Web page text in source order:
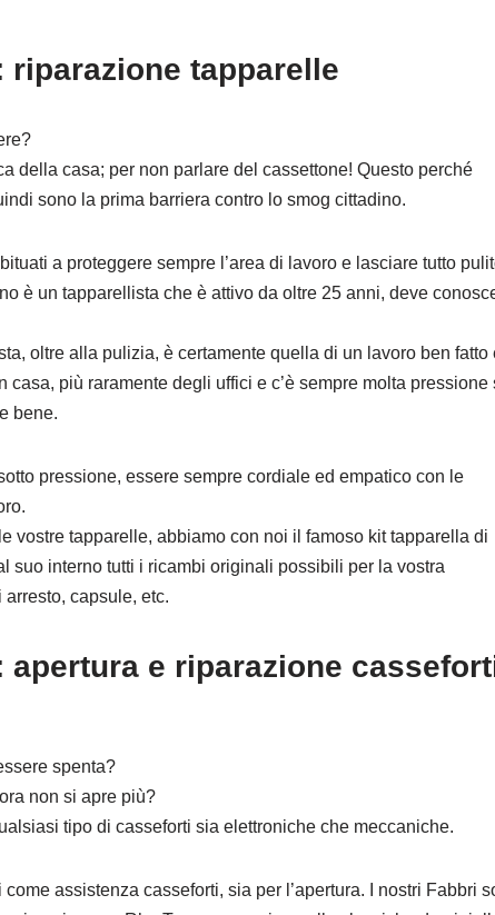
riparazione tapparelle
della casa; per non parlare del cassettone! Questo perché
sono la prima barriera contro lo smog cittadino.
a proteggere sempre l’area di lavoro e lasciare tutto
è un tapparellista che è attivo da oltre 25 anni, deve
oltre alla pulizia, è certamente quella di un lavoro ben fatto
più raramente degli uffici e c’è sempre molta pressione
bene.
pressione, essere sempre cordiale ed empatico con le
vostre tapparelle, abbiamo con noi il famoso kit tapparella di
suo interno tutti i ricambi originali possibili per la vostra
capsule, etc.
apertura e riparazione
spenta?
non si apre più?
tipo di casseforti sia elettroniche che meccaniche.
assistenza casseforti, sia per l’apertura. I nostri Fabbri